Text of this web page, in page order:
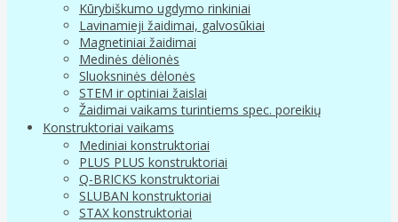
Kūrybiškumo ugdymo rinkiniai
Lavinamieji žaidimai, galvosūkiai
Magnetiniai žaidimai
Medinės dėlionės
Sluoksninės dėlonės
STEM ir optiniai žaislai
Žaidimai vaikams turintiems spec. poreikių
Konstruktoriai vaikams
Mediniai konstruktoriai
PLUS PLUS konstruktoriai
Q-BRICKS konstruktoriai
SLUBAN konstruktoriai
STAX konstruktoriai